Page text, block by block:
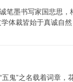
笔墨书写家国悲思 ，
学体裁皆始于真诚自然
鬼”之名载着词章